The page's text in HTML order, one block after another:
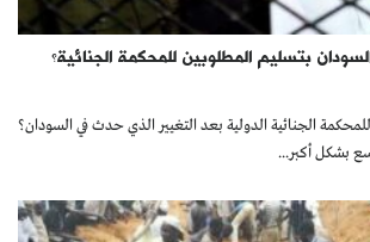
بتسليم المطلوبين للمحكمة الجنائية؟
للمحكمة الجنائية الدولية بعد التغيير الذي حدث في السودان؟
بشكل أكبر...